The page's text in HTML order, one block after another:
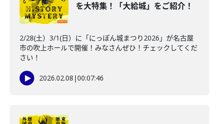
を大特集！「大給城」をご紹介！
2/28(土）3/1(日）に「にっぽん城まつり2026」が名古屋
市の吹上ホールで開催！みなさんぜひ！チェックしてくだ
さい！
2026.02.08 |00:07:46